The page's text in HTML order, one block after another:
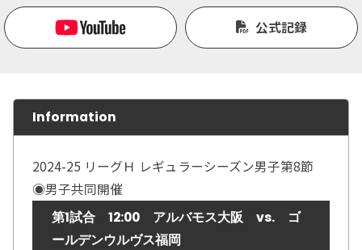
公式記録
Information
2024-25 リーグＨ レギュラーシーズン男子第8節
◉男子共同開催
第1試合 12:00 アルバモス大阪 vs. ゴ
ールデンウルヴス福岡